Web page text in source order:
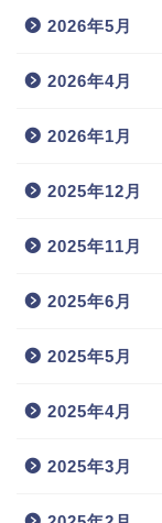
2026年5月
2026年4月
2026年1月
2025年12月
2025年11月
2025年6月
2025年5月
2025年4月
2025年3月